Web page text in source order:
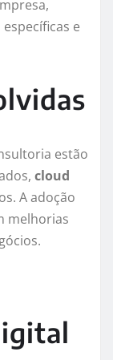
e
estão
cloud
A adoção
melhorias